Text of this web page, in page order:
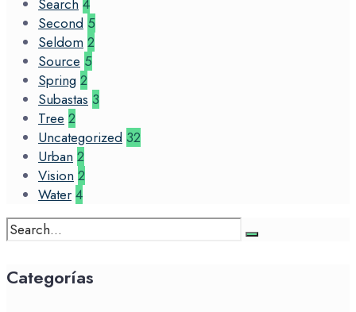
Second 5
Seldom 2
Source 5
Spring 2
Subastas 3
Tree 2
Uncategorized 32
Urban 2
Vision 2
Water 4
Search
for:
Categorías